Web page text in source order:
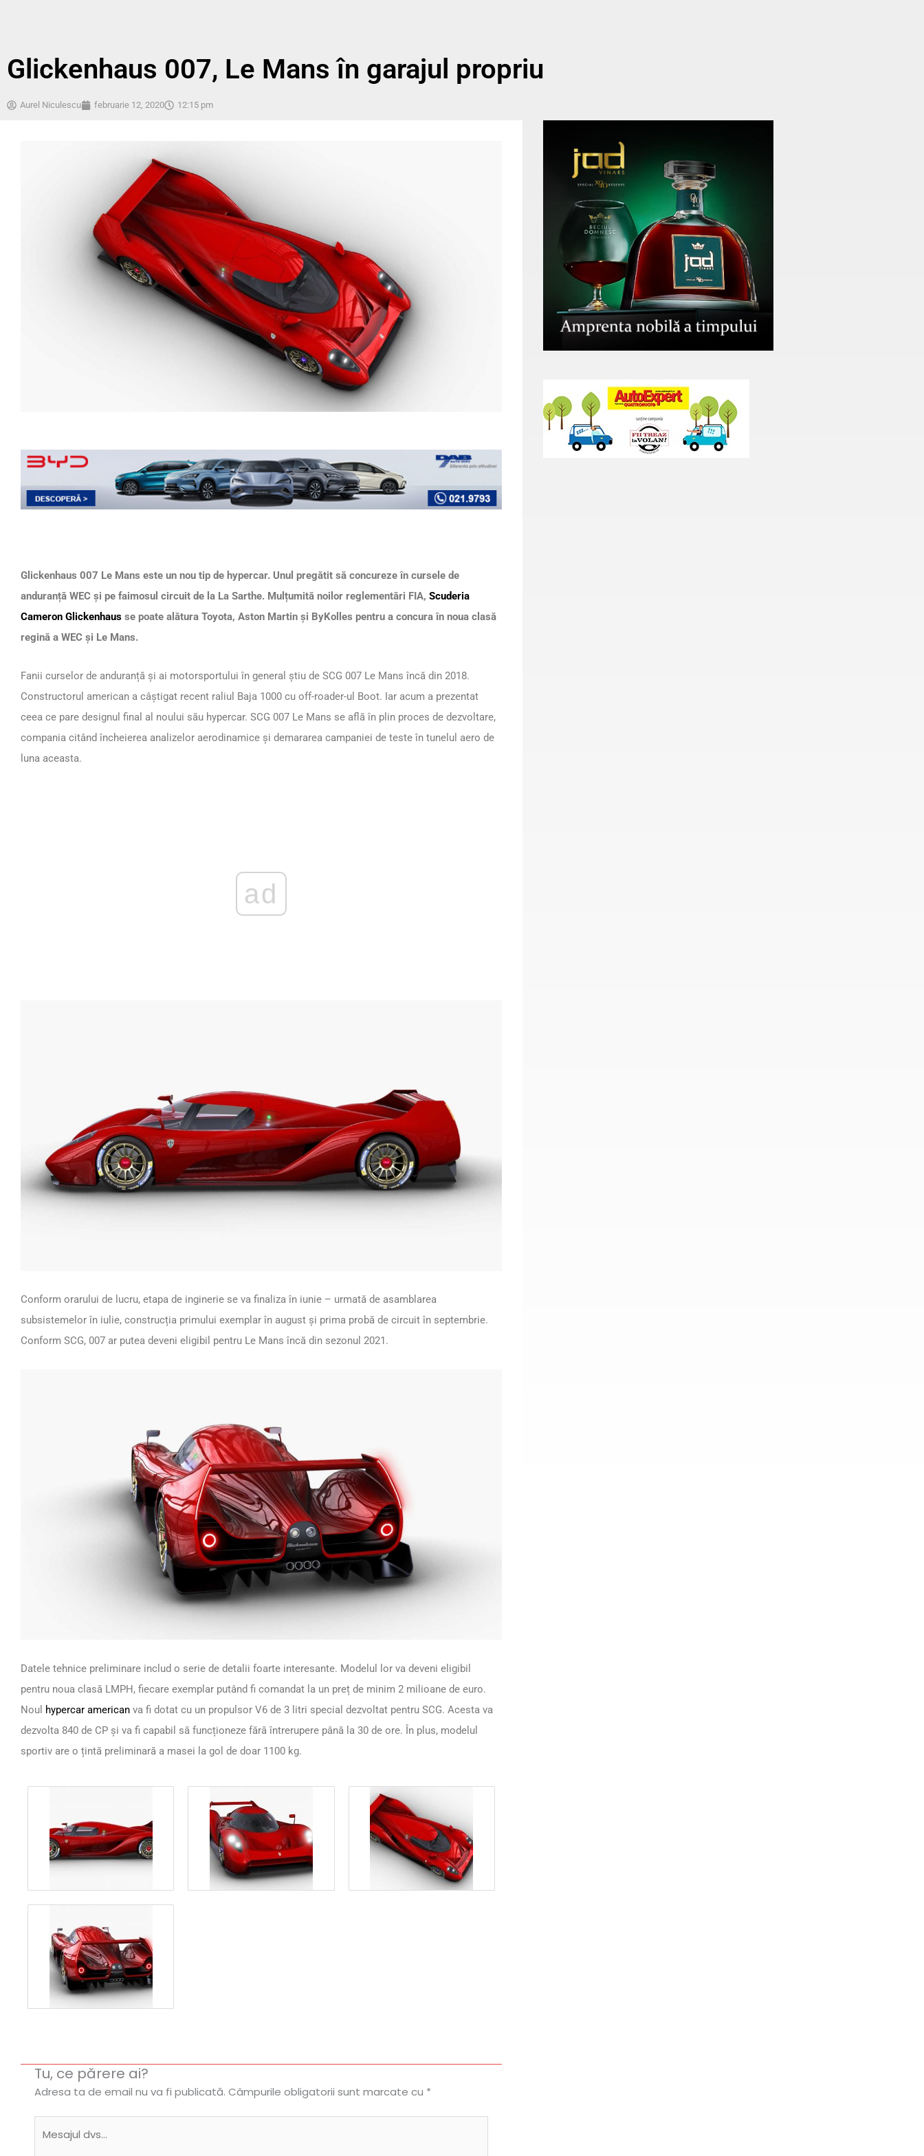
Glickenhaus 007, Le Mans în garajul propriu
Aurel Niculescu februarie 12, 2020 12:15 pm
Glickenhaus 007 Le Mans este un nou tip de hypercar. Unul pregătit să concureze în cursele de
anduranță WEC și pe faimosul circuit de la La Sarthe. Mulțumită noilor reglementări FIA, Scuderia
Cameron Glickenhaus se poate alătura Toyota, Aston Martin și ByKolles pentru a concura în noua clasă
regină a WEC și Le Mans.
Fanii curselor de anduranță și ai motorsportului în general știu de SCG 007 Le Mans încă din 2018.
Constructorul american a câștigat recent raliul Baja 1000 cu off-roader-ul Boot. Iar acum a prezentat
ceea ce pare designul final al noului său hypercar. SCG 007 Le Mans se află în plin proces de dezvoltare,
compania citând încheierea analizelor aerodinamice și demararea campaniei de teste în tunelul aero de
luna aceasta.
ad
Conform orarului de lucru, etapa de inginerie se va finaliza în iunie – urmată de asamblarea
subsistemelor în iulie, construcția primului exemplar în august și prima probă de circuit în septembrie.
Conform SCG, 007 ar putea deveni eligibil pentru Le Mans încă din sezonul 2021.
Datele tehnice preliminare includ o serie de detalii foarte interesante. Modelul lor va deveni eligibil
pentru noua clasă LMPH, fiecare exemplar putând fi comandat la un preț de minim 2 milioane de euro.
Noul hypercar american va fi dotat cu un propulsor V6 de 3 litri special dezvoltat pentru SCG. Acesta va
dezvolta 840 de CP și va fi capabil să funcționeze fără întrerupere până la 30 de ore. În plus, modelul
sportiv are o țintă preliminară a masei la gol de doar 1100 kg.
Tu, ce părere ai?
Adresa ta de email nu va fi publicată. Câmpurile obligatorii sunt marcate cu *